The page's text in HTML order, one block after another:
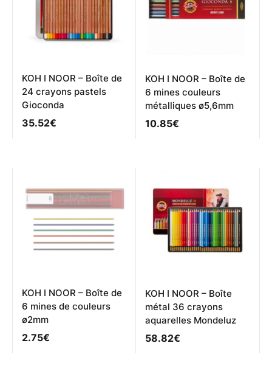
choisies
produit
KOH I NOOR – Boîte de
24 crayons pastels
Gioconda
35.52€
KOH I NOOR – Boîte de
6 mines couleurs
métalliques ø5,6mm
10.85€
KOH I NOOR – Boîte de
6 mines de couleurs
ø2mm
2.75€
KOH I NOOR – Boîte
métal 36 crayons
aquarelles Mondeluz
58.82€